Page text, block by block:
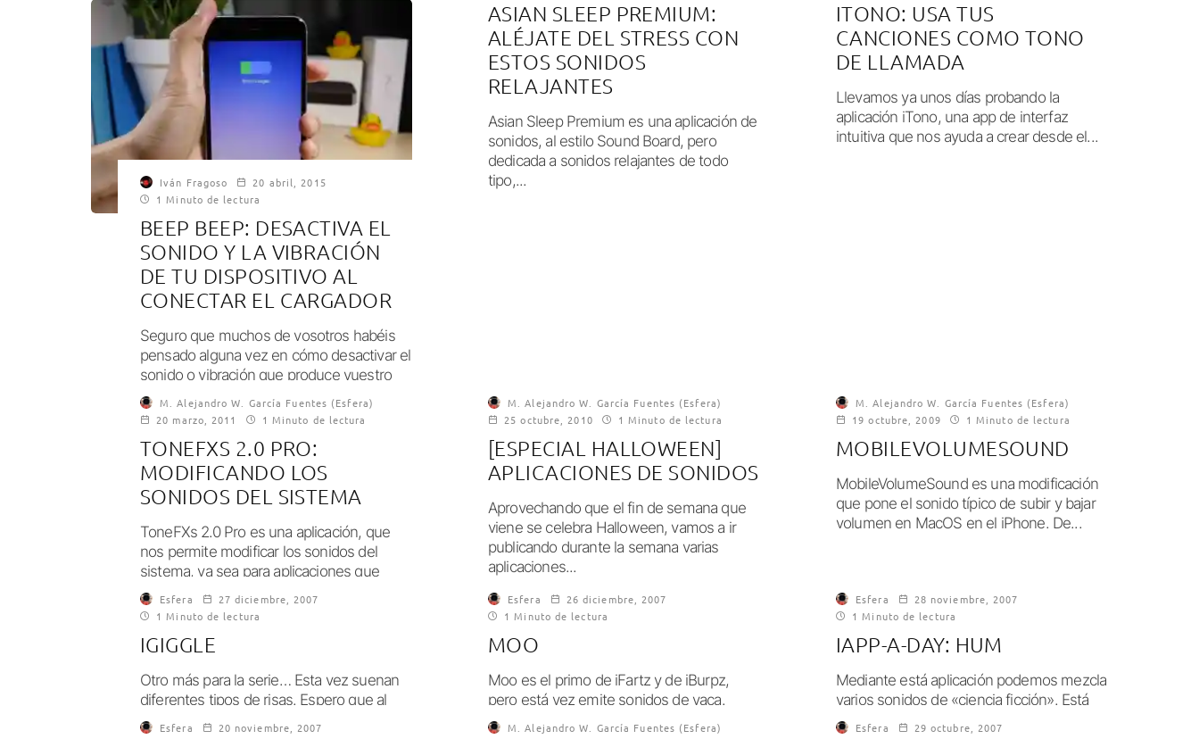
Iván Fragoso
20 abril, 2015
1 Minuto de lectura
BEEP BEEP: DESACTIVA EL
SONIDO Y LA VIBRACIÓN
DE TU DISPOSITIVO AL
CONECTAR EL CARGADOR
Seguro que muchos de vosotros habéis
pensado alguna vez en cómo desactivar el
sonido o vibración que produce vuestro
dispositivo iOS...
ASIAN SLEEP PREMIUM:
ALÉJATE DEL STRESS CON
ESTOS SONIDOS
RELAJANTES
Asian Sleep Premium es una aplicación de
sonidos, al estilo Sound Board, pero
dedicada a sonidos relajantes de todo
tipo,...
ITONO: USA TUS
CANCIONES COMO TONO
DE LLAMADA
Llevamos ya unos días probando la
aplicación iTono, una app de interfaz
intuitiva que nos ayuda a crear desde el...
M. Alejandro W. García Fuentes (Esfera)
20 marzo, 2011
1 Minuto de lectura
TONEFXS 2.0 PRO:
MODIFICANDO LOS
SONIDOS DEL SISTEMA
ToneFXs 2.0 Pro es una aplicación, que
nos permite modificar los sonidos del
sistema, ya sea para aplicaciones que
vienen...
M. Alejandro W. García Fuentes (Esfera)
25 octubre, 2010
1 Minuto de lectura
[ESPECIAL HALLOWEEN]
APLICACIONES DE SONIDOS
Aprovechando que el fin de semana que
viene se celebra Halloween, vamos a ir
publicando durante la semana varias
aplicaciones...
M. Alejandro W. García Fuentes (Esfera)
19 octubre, 2009
1 Minuto de lectura
MOBILEVOLUMESOUND
MobileVolumeSound es una modificación
que pone el sonido típico de subir y bajar
volumen en MacOS en el iPhone. De...
Esfera
27 diciembre, 2007
1 Minuto de lectura
IGIGGLE
Otro más para la serie… Esta vez suenan
diferentes tipos de risas. Espero que al
final acaben haciendo una sola...
Esfera
26 diciembre, 2007
1 Minuto de lectura
MOO
Moo es el primo de iFartz y de iBurpz,
pero está vez emite sonidos de vaca.
Agitar el iPhone para...
Esfera
28 noviembre, 2007
1 Minuto de lectura
IAPP-A-DAY: HUM
Mediante está aplicación podemos mezcla
varios sonidos de «ciencia ficción». Está
disponible en el installer....
Esfera
20 noviembre, 2007
M. Alejandro W. García Fuentes (Esfera)
Esfera
29 octubre, 2007